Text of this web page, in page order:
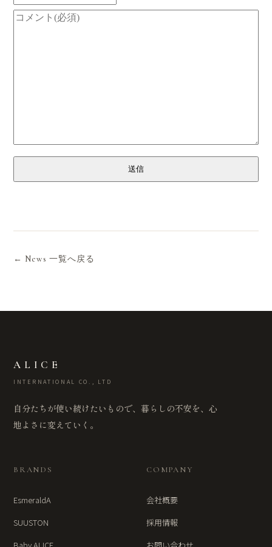
送信
← News 一覧へ戻る
ALICE
INTERNATIONAL CO., LTD
自分たちが使い続けたいもので、暮らしの不安を、心
地よさに変えていく。
BRANDS
EsmeraldA
SUUSTON
COMPANY
会社概要
採用情報